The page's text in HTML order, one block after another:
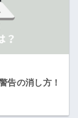
告の消し方！